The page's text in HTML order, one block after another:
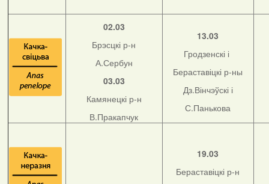
02.03
Брэсцкі р-н
А.Сербун
03.03
Камянецкі р-н
В.Пракапчук
13.03
Гродзенскі і
Бераставіцкі р-ны
Дз.Вінчэўскі і
С.Панькова
19.03
Бераставіцкі р-н